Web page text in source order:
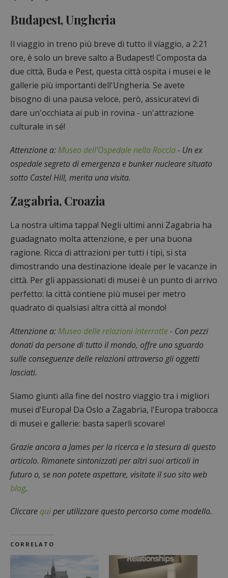
Budapest, Ungheria
Il viaggio in treno più breve di tutto il viaggio, a 2:21
ore, è solo un breve salto a Budapest! Composta da
due città, Buda e Pest, questa città ospita i musei e le
gallerie più importanti dell'Ungheria. Se avete
bisogno di una pausa veloce, però, assicuratevi di
dare un'occhiata ai pub in rovina - un'attrazione
culturale in sé!
Attenzione a:Museo dell'Ospedale nella Roccia- Un ex
ospedale segreto di emergenza e bunker nucleare situato
sotto Castel Hill, merita una visita.
Zagabria, Croazia
La nostra ultima tappa! Negli ultimi anni Zagabria ha
guadagnato molta attenzione, e per una buona
ragione. Ricca di attrazioni per tutti i tipi, si sta
dimostrando una destinazione ideale per le vacanze in
città. Per gli appassionati di musei è un punto di arrivo
perfetto: la città contiene più musei per metro
quadrato di qualsiasi altra città al mondo!
Attenzione a:Museo delle relazioni interrotte- Con pezzi
donati da persone di tutto il mondo, offre uno sguardo
sulle conseguenze delle relazioni attraverso gli oggetti
lasciati.
Siamo giunti alla fine del nostro viaggio tra i migliori
musei d'Europa! Da Oslo a Zagabria, l'Europa trabocca
di musei e gallerie: basta saperli scovare!
Grazie ancora a James per la ricerca e la stesura di questo
articolo. Rimanete sintonizzati per altri suoi articoli in
futuro o, se non potete aspettare, visitate il suo sito web
blog.
Cliccare quiper utilizzare questo percorso come modello.
CORRELATO